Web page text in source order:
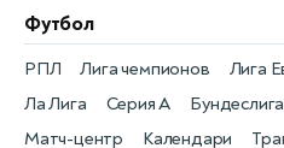
Футбол
РПЛ
Матч-центр
Лига чемпионов
Календари
Лига
Ла Лига Серия А Бундеслига